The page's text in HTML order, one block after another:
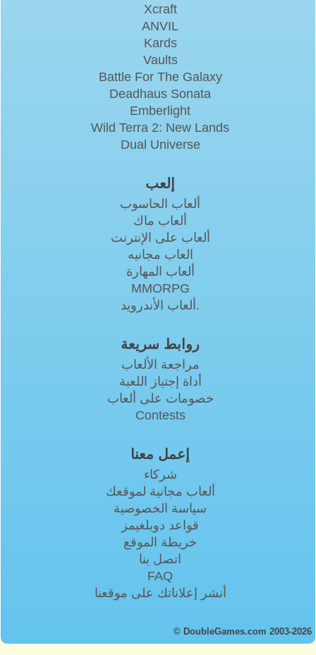
Xcraft
ANVIL
Kards
Vaults
Battle For The Galaxy
Deadhaus Sonata
Emberlight
Wild Terra 2: New Lands
Dual Universe
إلعب
ألعاب الحاسوب
ألعاب ماك
ألعاب على الإنترنت
العاب مجانيه
ألعاب المهارة
MMORPG
ألعاب الأندرويد.
روابط سريعة
مراجعة الألعاب
أداة إجتياز اللعبة
خصومات على ألعاب
Contests
إعمل معنا
شركاء
ألعاب مجانية لموقعك
سياسة الخصوصية
قواعد دوبلغيمز
خريطة الموقع
اتصل بنا
FAQ
أنشر إعلاناتك على موقعنا
© DoubleGames.com 2003-2026